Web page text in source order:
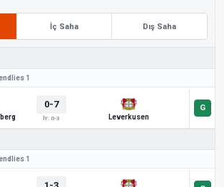
İç Saha Dış Saha
1
0-7
İY: 0-3 Leverkusen
1